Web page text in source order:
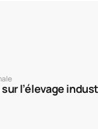
l’élevage